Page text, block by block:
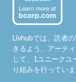
Livhubでは、読者
きるよう、アーテ
じて、1ユニーク
り組みを行っていま